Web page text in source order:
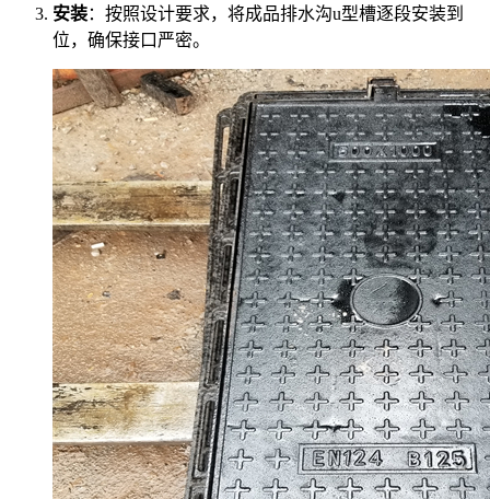
安装：按照设计要求，将成品排水沟u型槽逐段安装到
位，确保接口严密。